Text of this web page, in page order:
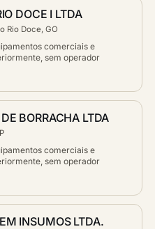
DOCE I LTDA
Rio Doce, GO
comerciais e
sem operador
BORRACHA LTDA
comerciais e
sem operador
INSUMOS LTDA.